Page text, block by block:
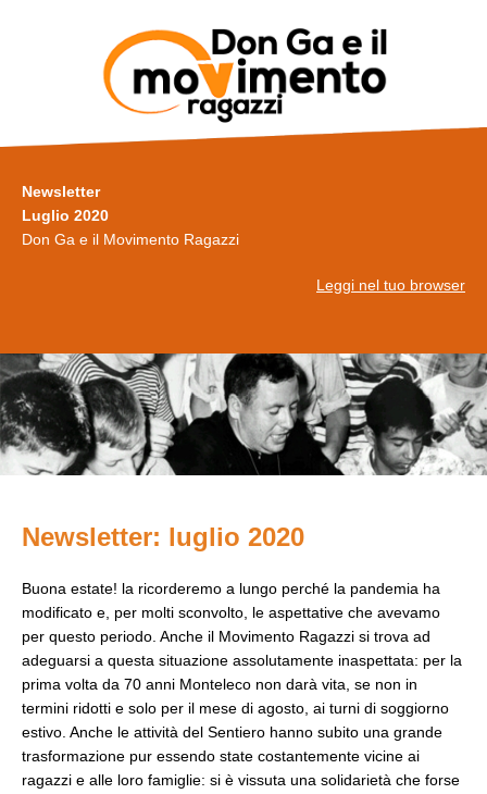
Newsletter
Luglio 2020
Don Ga e il Movimento Ragazzi
Leggi nel tuo browser
Newsletter: luglio 2020
Buona estate! la ricorderemo a lungo perché la pandemia ha
modificato e, per molti sconvolto, le aspettative che avevamo
per questo periodo. Anche il Movimento Ragazzi si trova ad
adeguarsi a questa situazione assolutamente inaspettata: per la
prima volta da 70 anni Monteleco non darà vita, se non in
termini ridotti e solo per il mese di agosto, ai turni di soggiorno
estivo. Anche le attività del Sentiero hanno subito una grande
trasformazione pur essendo state costantemente vicine ai
ragazzi e alle loro famiglie: si è vissuta una solidarietà che forse